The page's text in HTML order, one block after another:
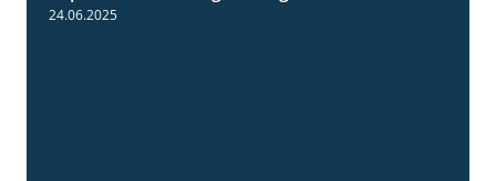
24.06.2025